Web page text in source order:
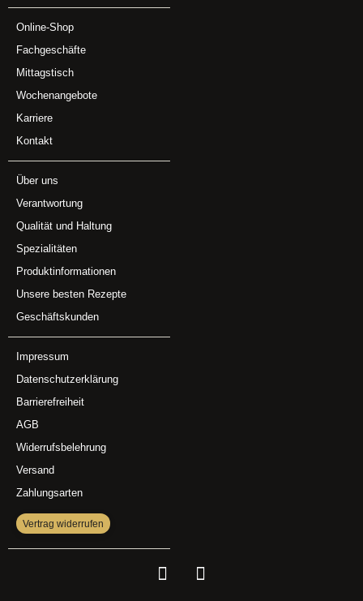
Online-Shop
Fachgeschäfte
Mittagstisch
Wochenangebote
Karriere
Kontakt
Über uns
Verantwortung
Qualität und Haltung
Spezialitäten
Produktinformationen
Unsere besten Rezepte
Geschäftskunden
Impressum
Datenschutzerklärung
Barrierefreiheit
AGB
Widerrufsbelehrung
Versand
Zahlungsarten
Vertrag widerrufen